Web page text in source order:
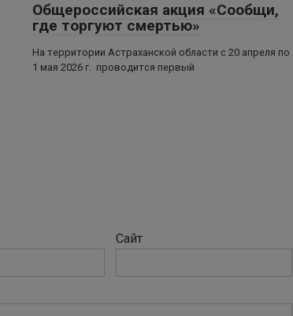
Общероссийская акция «Сообщи,
где торгуют смертью»
На территории Астраханской области с 20 апреля по
1 мая 2026 г. проводится первый
Сайт